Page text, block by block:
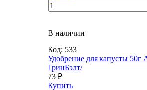
В наличии
Код: 533
Удобрение для капусты 50г
ГринБэлт/
73 ₽
Купить